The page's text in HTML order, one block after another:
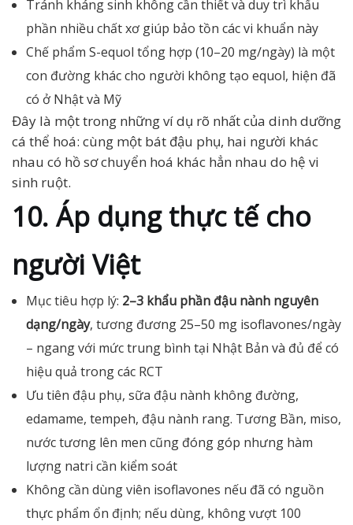
Tránh kháng sinh không cần thiết và duy trì khẩu
phần nhiều chất xơ giúp bảo tồn các vi khuẩn này
Chế phẩm S-equol tổng hợp (10–20 mg/ngày) là một
con đường khác cho người không tạo equol, hiện đã
có ở Nhật và Mỹ
Đây là một trong những ví dụ rõ nhất của dinh dưỡng
cá thể hoá: cùng một bát đậu phụ, hai người khác
nhau có hồ sơ chuyển hoá khác hẳn nhau do hệ vi
sinh ruột.
10. Áp dụng thực tế cho
người Việt
Mục tiêu hợp lý: 2–3 khẩu phần đậu nành nguyên
dạng/ngày, tương đương 25–50 mg isoflavones/ngày
– ngang với mức trung bình tại Nhật Bản và đủ để có
hiệu quả trong các RCT
Ưu tiên đậu phụ, sữa đậu nành không đường,
edamame, tempeh, đậu nành rang. Tương Bần, miso,
nước tương lên men cũng đóng góp nhưng hàm
lượng natri cần kiểm soát
Không cần dùng viên isoflavones nếu đã có nguồn
thực phẩm ổn định; nếu dùng, không vượt 100